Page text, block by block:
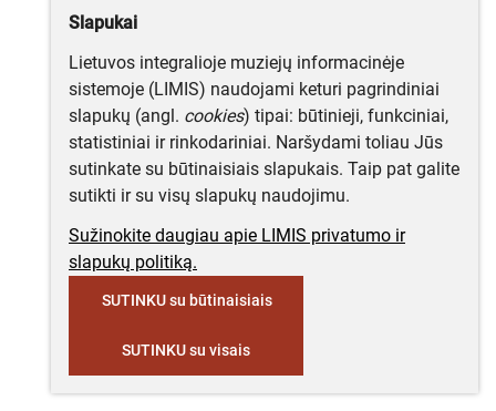
Slapukai
Lietuvos integralioje muziejų informacinėje
sistemoje (LIMIS) naudojami keturi pagrindiniai
slapukų (angl. cookies) tipai: būtinieji, funkciniai,
statistiniai ir rinkodariniai. Naršydami toliau Jūs
sutinkate su būtinaisiais slapukais. Taip pat galite
sutikti ir su visų slapukų naudojimu.
Sužinokite daugiau apie LIMIS privatumo ir
slapukų politiką.
SUTINKU su būtinaisiais
SUTINKU su visais